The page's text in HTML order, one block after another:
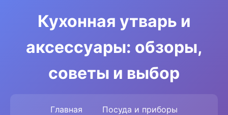
Кухонная утварь и
аксессуары: обзоры,
советы и выбор
Главная Посуда и приборы